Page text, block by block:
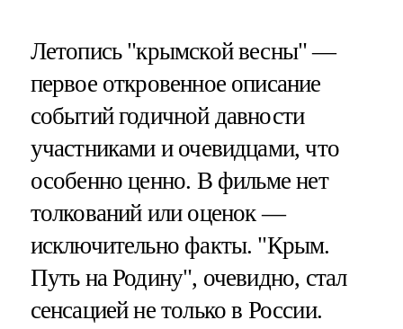
Летопись "крымской весны" —
первое откровенное описание
событий годичной давности
участниками и очевидцами, что
особенно ценно. В фильме нет
толкований или оценок —
исключительно факты. "Крым.
Путь на Родину", очевидно, стал
сенсацией не только в России.